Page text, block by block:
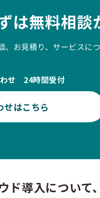
は無料相談
、お見積り、サービスに
せ 24時間受付
せはこちら
ド導入について